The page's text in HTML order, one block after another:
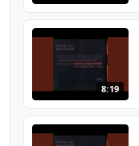
8:19